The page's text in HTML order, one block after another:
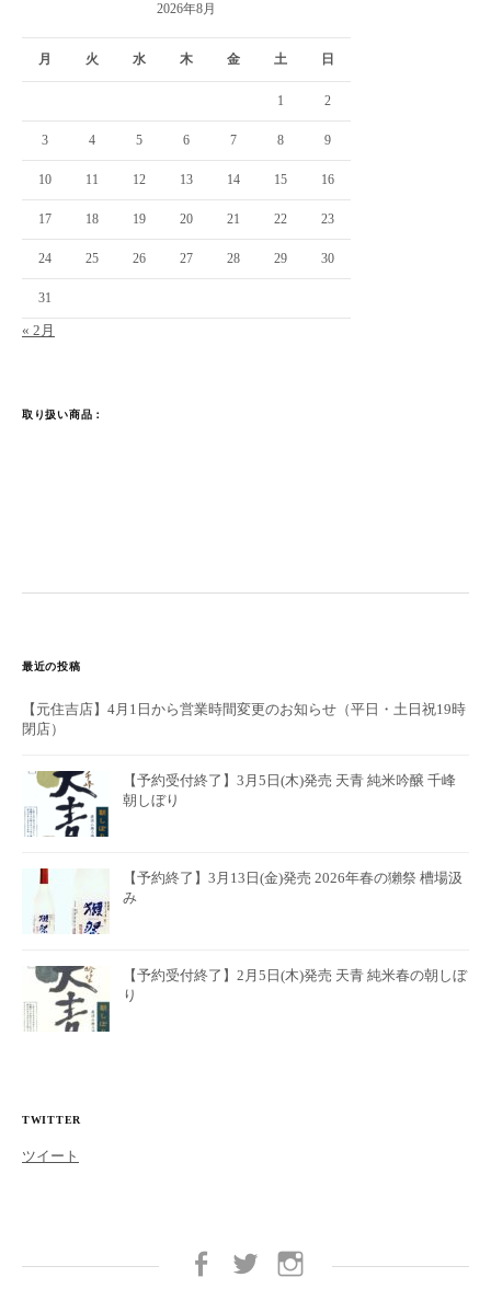
2026年8月
月 火 水 木 金 土 日
1 2
3 4 5 6 7 8 9
10 11 12 13 14 15 16
17 18 19 20 21 22 23
24 25 26 27 28 29 30
31
« 2月
取り扱い商品：
最近の投稿
【元住吉店】4月1日から営業時間変更のお知らせ（平日・土日祝19時
閉店）
【予約受付終了】3月5日(木)発売 天青 純米吟醸 千峰
朝しぼり
【予約終了】3月13日(金)発売 2026年春の獺祭 槽場汲
み
【予約受付終了】2月5日(木)発売 天青 純米春の朝しぼ
り
TWITTER
ツイート
Facebook twitter